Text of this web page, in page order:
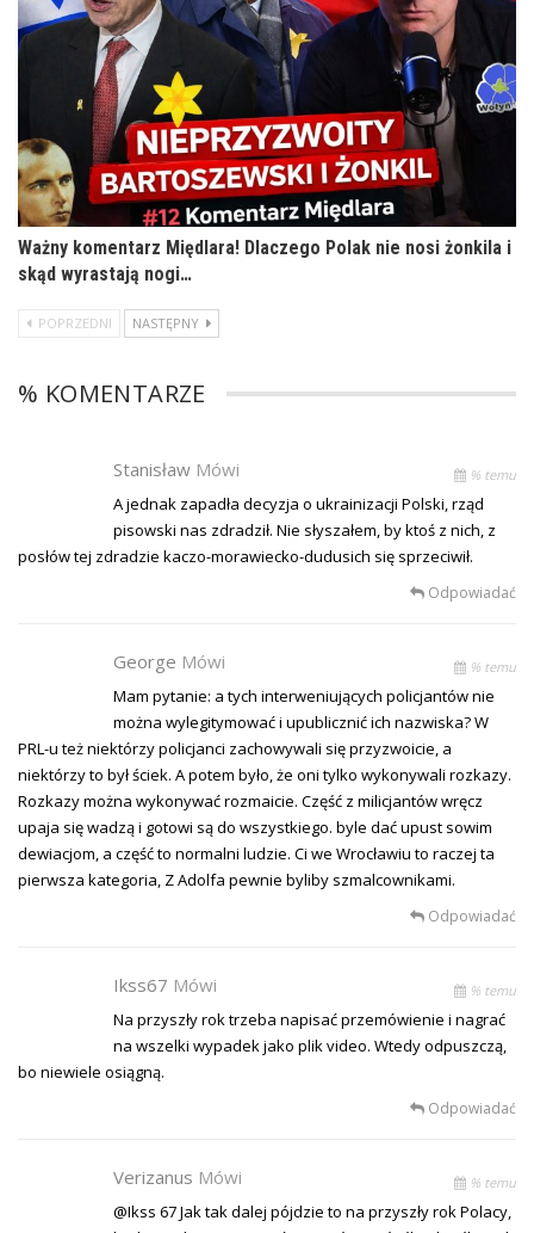
Ważny komentarz Międlara! Dlaczego Polak nie nosi żonkila i
skąd wyrastają nogi…
POPRZEDNI NASTĘPNY
% KOMENTARZE
Stanisław Mówi % temu
A jednak zapadła decyzja o ukrainizacji Polski, rząd
pisowski nas zdradził. Nie słyszałem, by ktoś z nich, z
posłów tej zdradzie kaczo-morawiecko-dudusich się sprzeciwił.
Odpowiadać
George Mówi % temu
Mam pytanie: a tych interweniujących policjantów nie
można wylegitymować i upublicznić ich nazwiska? W
PRL-u też niektórzy policjanci zachowywali się przyzwoicie, a
niektórzy to był ściek. A potem było, że oni tylko wykonywali rozkazy.
Rozkazy można wykonywać rozmaicie. Część z milicjantów wręcz
upaja się wadzą i gotowi są do wszystkiego. byle dać upust sowim
dewiacjom, a część to normalni ludzie. Ci we Wrocławiu to raczej ta
pierwsza kategoria, Z Adolfa pewnie byliby szmalcownikami.
Odpowiadać
Ikss67 Mówi % temu
Na przyszły rok trzeba napisać przemówienie i nagrać
na wszelki wypadek jako plik video. Wtedy odpuszczą,
bo niewiele osiągną.
Odpowiadać
Verizanus Mówi % temu
@Ikss 67 Jak tak dalej pójdzie to na przyszły rok Polacy,